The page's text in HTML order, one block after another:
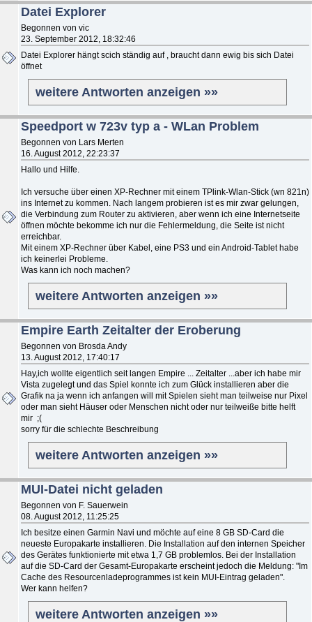
Datei Explorer
Begonnen von vic
23. September 2012, 18:32:46
Datei Explorer hängt scich ständig auf , braucht dann ewig bis sich Datei
öffnet
weitere Antworten anzeigen »»
Speedport w 723v typ a - WLan Problem
Begonnen von Lars Merten
16. August 2012, 22:23:37
Hallo und Hilfe.
Ich versuche über einen XP-Rechner mit einem TPlink-Wlan-Stick (wn 821n)
ins Internet zu kommen. Nach langem probieren ist es mir zwar gelungen,
die Verbindung zum Router zu aktivieren, aber wenn ich eine Internetseite
öffnen möchte bekomme ich nur die Fehlermeldung, die Seite ist nicht
erreichbar.
Mit einem XP-Rechner über Kabel, eine PS3 und ein Android-Tablet habe
ich keinerlei Probleme.
Was kann ich noch machen?
weitere Antworten anzeigen »»
Empire Earth Zeitalter der Eroberung
Begonnen von Brosda Andy
13. August 2012, 17:40:17
Hay,ich wollte eigentlich seit langen Empire ... Zeitalter ...aber ich habe mir
Vista zugelegt und das Spiel konnte ich zum Glück installieren aber die
Grafik na ja wenn ich anfangen will mit Spielen sieht man teilweise nur Pixel
oder man sieht Häuser oder Menschen nicht oder nur teilweiße bitte helft
mir ;(
sorry für die schlechte Beschreibung
weitere Antworten anzeigen »»
MUI-Datei nicht geladen
Begonnen von F. Sauerwein
08. August 2012, 11:25:25
Ich besitze einen Garmin Navi und möchte auf eine 8 GB SD-Card die
neueste Europakarte installieren. Die Installation auf den internen Speicher
des Gerätes funktionierte mit etwa 1,7 GB problemlos. Bei der Installation
auf die SD-Card der Gesamt-Europakarte erscheint jedoch die Meldung: "Im
Cache des Resourcenladeprogrammes ist kein MUI-Eintrag geladen".
Wer kann helfen?
weitere Antworten anzeigen »»